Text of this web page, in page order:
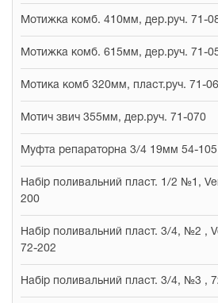
Мотижка комб. 410мм, дер.руч. 71-
Мотижка комб. 615мм, дер.руч. 71-
Мотика комб 320мм, пласт.руч. 71-
Мотич звич 355мм, дер.руч. 71-070
Муфта репараторна 3/4 19мм 54-105
Набір поливальний пласт. 1/2 №1,
200
Набір поливальний пласт. 3/4, №2 ,
72-202
Набір поливальний пласт. 3/4, №3 ,